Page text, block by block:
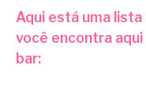
Aqui está uma
você encontra aqui
bar: